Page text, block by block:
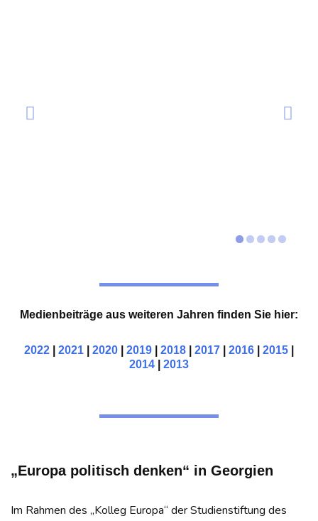
Medienbeiträge aus weiteren Jahren finden Sie hier:
2022 2021 2020 2019 2018 2017 2016 2015
2014
2013
„Europa politisch denken“ in Georgien
Im Rahmen des „Kolleg Europa“ der Studienstiftung des